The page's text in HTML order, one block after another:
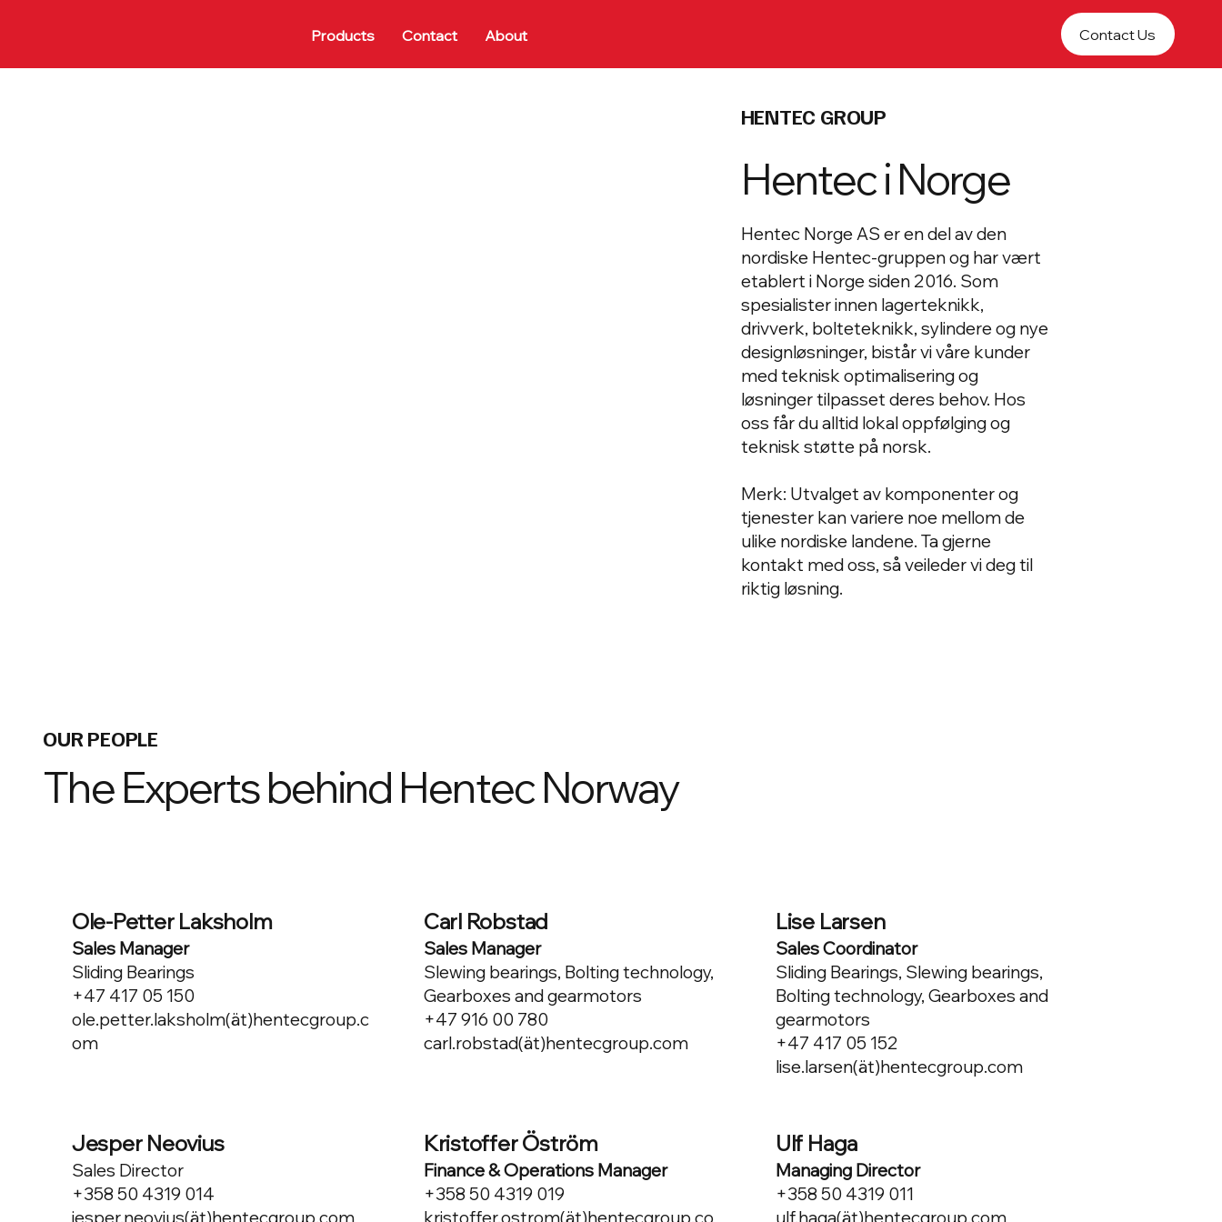
Products Contact About Contact Us
HENTEC GROUP
Hentec i Norge
Hentec Norge AS er en del av den
nordiske Hentec-gruppen og har vært
etablert i Norge siden 2016. Som
spesialister innen lagerteknikk,
drivverk, bolteteknikk, sylindere og nye
designløsninger, bistår vi våre kunder
med teknisk optimalisering og
løsninger tilpasset deres behov. Hos
oss får du alltid lokal oppfølging og
teknisk støtte på norsk.
Merk: Utvalget av komponenter og
tjenester kan variere noe mellom de
ulike nordiske landene. Ta gjerne
kontakt med oss, så veileder vi deg til
riktig løsning.
OUR PEOPLE
The Experts behind Hentec Norway
Ole-Petter Laksholm
Sales Manager
Sliding Bearings
+47 417 05 150
ole.petter.laksholm(ät)hentecgroup.c
om
Carl Robstad
Sales Manager
Slewing bearings, Bolting technology,
Gearboxes and gearmotors
+47 916 00 780
carl.robstad(ät)hentecgroup.com
Lise Larsen
Sales Coordinator
Sliding Bearings, Slewing bearings,
Bolting technology, Gearboxes and
gearmotors
+47 417 05 152
lise.larsen(ät)hentecgroup.com
Jesper Neovius
Sales Director
+358 50 4319 014
jesper.neovius(ät)hentecgroup.com
Kristoffer Öström
Finance & Operations Manager
+358 50 4319 019
kristoffer.ostrom(ät)hentecgroup.co
Ulf Haga
Managing Director
+358 50 4319 011
ulf.haga(ät)hentecgroup.com